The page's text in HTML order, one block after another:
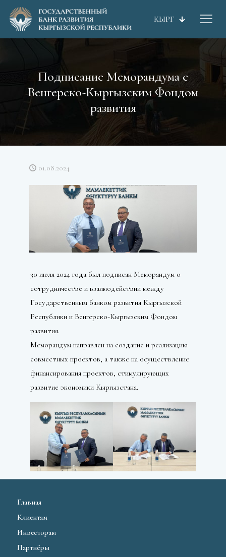
КЫРГ
Подписание Меморандума с
Венгерско-Кыргызским Фондом
развития
01.08.2024
30 июля 2024 года был подписан Меморандум о
сотрудничестве и взаимодействии между
Государственным банком развития Кыргызской
Республики и Венгерско-Кыргызским Фондом
развития.
Меморандум направлен на создание и реализацию
совместных проектов, а также на осуществление
финансирования проектов, стимулирующих
развитие экономики Кыргызстана.
Главная
Клиентам
Инвесторам
Партнёры